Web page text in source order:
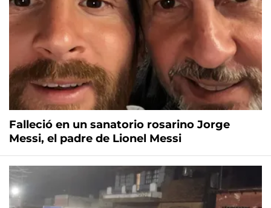
Falleció en un sanatorio rosarino Jorge
Messi, el padre de Lionel Messi